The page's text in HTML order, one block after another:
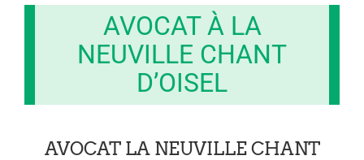
AVOCAT À LA
NEUVILLE CHANT
D’OISEL
AVOCAT LA NEUVILLE CHANT